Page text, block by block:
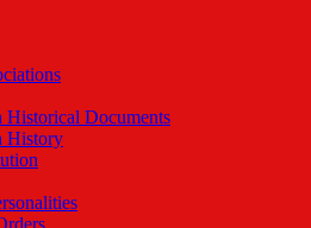
Documents
History